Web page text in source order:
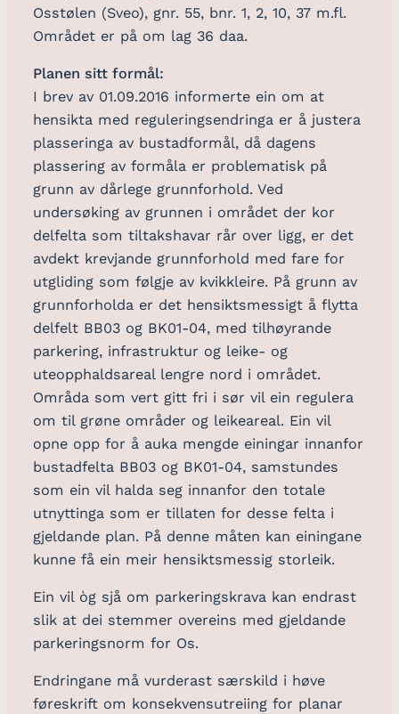
Osstølen (Sveo), gnr. 55, bnr. 1, 2, 10, 37 m.fl.
Området er på om lag 36 daa.
Planen sitt formål:
I brev av 01.09.2016 informerte ein om at
hensikta med reguleringsendringa er å justera
plasseringa av bustadformål, då dagens
plassering av formåla er problematisk på
grunn av dårlege grunnforhold. Ved
undersøking av grunnen i området der kor
delfelta som tiltakshavar rår over ligg, er det
avdekt krevjande grunnforhold med fare for
utgliding som følgje av kvikkleire. På grunn av
grunnforholda er det hensiktsmessigt å flytta
delfelt BB03 og BK01-04, med tilhøyrande
parkering, infrastruktur og leike- og
uteopphaldsareal lengre nord i området.
Områda som vert gitt fri i sør vil ein regulera
om til grøne områder og leikeareal. Ein vil
opne opp for å auka mengde einingar innanfor
bustadfelta BB03 og BK01-04, samstundes
som ein vil halda seg innanfor den totale
utnyttinga som er tillaten for desse felta i
gjeldande plan. På denne måten kan einingane
kunne få ein meir hensiktsmessig storleik.
Ein vil òg sjå om parkeringskrava kan endrast
slik at dei stemmer overeins med gjeldande
parkeringsnorm for Os.
Endringane må vurderast særskild i høve
føreskrift om konsekvensutreiing for planar